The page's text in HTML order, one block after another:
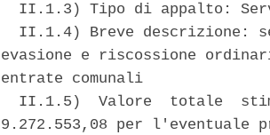
II.1.3) Tipo di appalto:
II.1.4) Breve descrizione:
evasione e riscossione
entrate comunali
II.1.5)  Valore  totale
9.272.553,08 per l'eventuale